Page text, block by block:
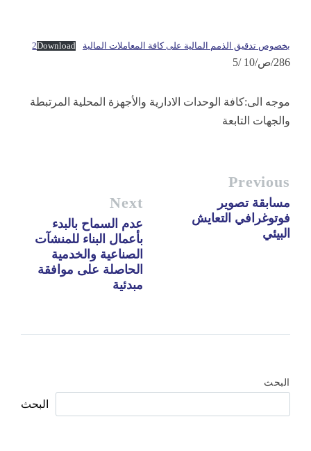
بخصوص تدقيق الذمم المالية على كافة المعاملات المالية2 Download
286/ص/10 /5
موجه الى:كافة الوحدات الادارية والأجهزة المحلية المرتبطة
والجهات التابعة
Previous
مسابقة تصوير
فوتوغرافي التعايش
البيئي
Next
عدم السماح بالبدء
بأعمال البناء للمنشآت
الصناعية والخدمية
الحاصلة على موافقة
مبدئية
البحث
البحث